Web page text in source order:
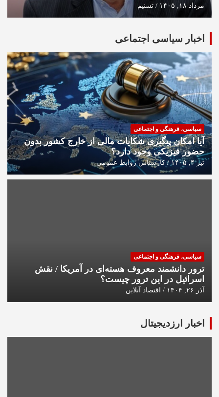
مرداد ۱۸, ۱۴۰۵ تسنیم
اخبار سیاسی اجتماعی
سیاسی، فرهنگی و اجتماعی
آیا امکان پیگیری شکایات مالی از خارج کشور بدون
حضور فیزیکی وجود دارد؟
تیر ۴, ۱۴۰۵ کارشناس روابط عمومی
سیاسی، فرهنگی و اجتماعی
ترور دانشمند معروف هسته‌ای در آمریکا / نقش
اسرائیل در این ترور چیست؟
آذر ۲۶, ۱۴۰۴ اقتصاد آنلاین
اخبار ارزدیجیتال